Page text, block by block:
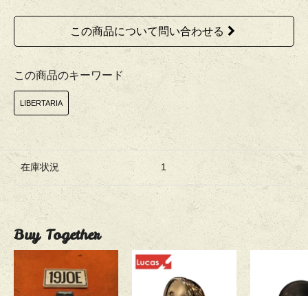
この商品について問い合わせる
この商品のキーワード
LIBERTARIA
在庫状況 1
Buy Together